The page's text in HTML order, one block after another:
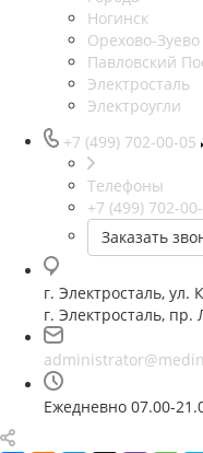
Ногинск
Орехово-Зуево
Павловский
Электросталь
Электроугли
+7 (499) 702-00-05
Телефоны
+7 (499) 702-
Заказать
г. Электросталь, ул.
г. Электросталь, пр.
Ежедневно 07.00-